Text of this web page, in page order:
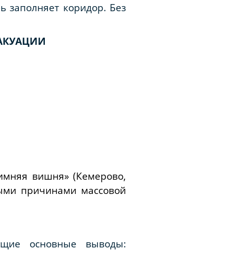
коридор. Без
вишня» (Кемерово,
причинами массовой
основные выводы: